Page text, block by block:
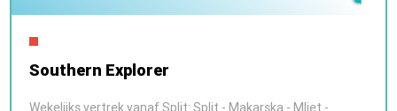
Southern Explorer
Wekelijks vertrek vanaf Split: Split - Makarska - Mljet -